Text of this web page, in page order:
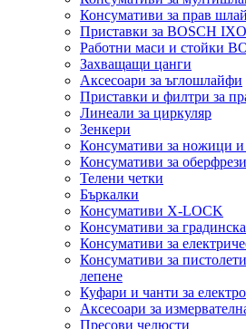
Консумативи за прав
Приставки за BOSCH IXO
Работни маси и стойки
Захващащи цанги
Аксесоари за ъглошлайфи
Приставки и филтри за
Линеали за циркуляр
Зенкери
Консумативи за ножици и
Консумативи за оберфрези
Телени четки
Бъркалки
Консумативи X-LOCK
Консумативи за
Консумативи за
Консумативи за
лепене
Куфари и чанти за
Аксесоари за
Пресови челюсти